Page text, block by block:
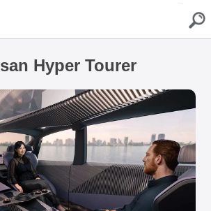
Hyper Tourer